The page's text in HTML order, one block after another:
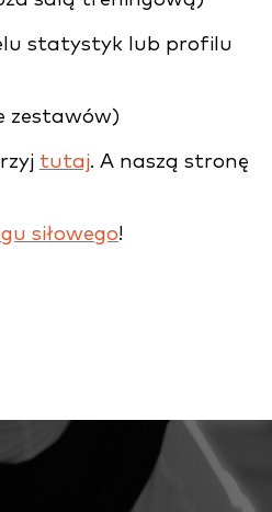
statystyk lub profilu
zestawów)
tutaj. A naszą stronę
siłowego!